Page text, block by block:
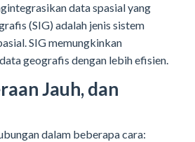
data spasial yang
(SIG) adalah jenis sistem
SIG memungkinkan
geografis dengan lebih efisien.
Jauh, dan
dalam beberapa cara: